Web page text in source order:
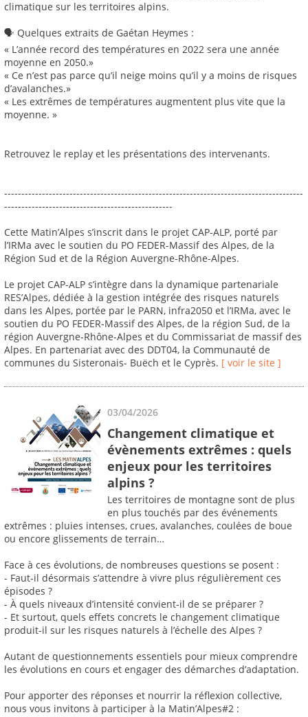
climatique sur les territoires alpins.
🗣️ Quelques extraits de Gaétan Heymes :
« L’année record des températures en 2022 sera une année
moyenne en 2050.»
« Ce n’est pas parce qu’il neige moins qu’il y a moins de risques
d’avalanches.»
« Les extrêmes de températures augmentent plus vite que la
moyenne. »
Retrouvez le replay et les présentations des intervenants.
---------------------------------------------------------------------------------------
-------------------------------------------------
Cette Matin’Alpes s’inscrit dans le projet CAP-ALP, porté par
l’IRMa avec le soutien du PO FEDER-Massif des Alpes, de la
Région Sud et de la Région Auvergne-Rhône-Alpes.
Le projet CAP-ALP s’intègre dans la dynamique partenariale
RES’Alpes, dédiée à la gestion intégrée des risques naturels
dans les Alpes, portée par le PARN, infra2050 et l’IRMa, avec le
soutien du PO FEDER-Massif des Alpes, de la région Sud, de la
région Auvergne-Rhône-Alpes et du Commissariat de massif des
Alpes. En partenariat avec des DDT04, la Communauté de
communes du Sisteronais- Buëch et le Cyprès. [ voir le site ]
03/04/2026
Changement climatique et
évènements extrêmes : quels
enjeux pour les territoires
alpins ?
Les territoires de montagne sont de plus
en plus touchés par des événements
extrêmes : pluies intenses, crues, avalanches, coulées de boue
ou encore glissements de terrain…
Face à ces évolutions, de nombreuses questions se posent :
- Faut-il désormais s’attendre à vivre plus régulièrement ces
épisodes ?
- À quels niveaux d’intensité convient-il de se préparer ?
- Et surtout, quels effets concrets le changement climatique
produit-il sur les risques naturels à l’échelle des Alpes ?
Autant de questionnements essentiels pour mieux comprendre
les évolutions en cours et engager des démarches d’adaptation.
Pour apporter des réponses et nourrir la réflexion collective,
nous vous invitons à participer à la Matin’Alpes#2 :